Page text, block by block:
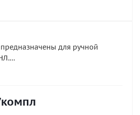
для ручной
механизм защёлки, что
комплект, позволяет